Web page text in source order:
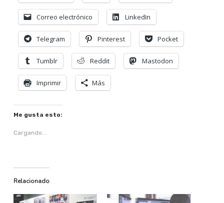
Correo electrónico LinkedIn
Telegram Pinterest Pocket
Tumblr Reddit Mastodon
Imprimir Más
Me gusta esto:
Cargando...
Relacionado